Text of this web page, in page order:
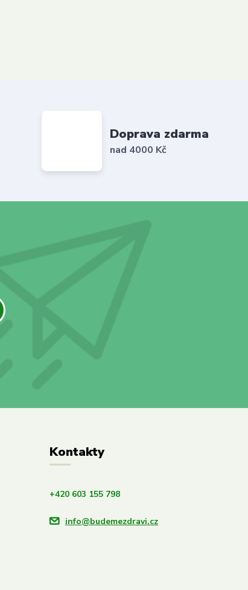
Doprava zdarma
nad 4000 Kč
Kontakty
+420 603 155 798
info@budemezdravi.cz